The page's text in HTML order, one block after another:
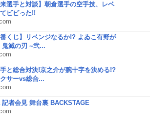
来選手と対談】朝倉選手の空手技、レベ
ビビった!!
番くじ】リベンジなるか!? よゐこ有野が
鬼滅の刃 ~弐...
と総合対決!京之介が腕十字を決める!?
クサーvs総合...
記者会見 舞台裏 BACKSTAGE